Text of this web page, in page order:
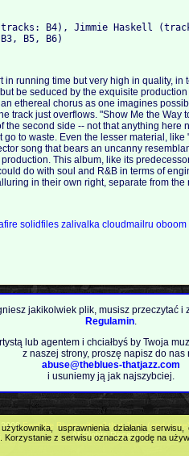
(tracks: B4), Jimmie Haskell
in running time but very high in quality,
be seduced by the exquisite
ethereal chorus as one imagines
track just overflows. "Show Me the Way
the second side -- not that anything here
to waste. Even the lesser material,
song that bears an uncanny
This album, like its
do with soul and R&B in terms of
in their own right, separate from the
solidfiles zalivalkacloudmailruoboom
jakikolwiek plik, musisz przeczytać i
Regulamin.
lub agentem i chciałbyś by Twoja
z naszej strony, proszę napisz do nas
abuse@theblues-thatjazz.com
i usuniemy ją jak najszybciej.
usprawnienia działania
z serwisu oznacza zgodę na
2009Feel the Blues with all that Jazz (and
All Rights Reserved.